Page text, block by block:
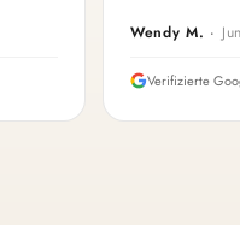
Wendy M. ·
Verifizierte